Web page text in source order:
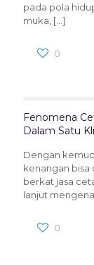
pada pola
muka, […]
0
Fenomena
Dalam Satu
Dengan
kenangan bisa
berkat jasa
lanjut
0